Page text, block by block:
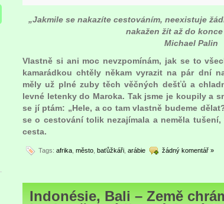
„Jakmile se nakazíte cestováním, neexistuje
nakažen žít až do
Michael Palin
Vlastně si ani moc nevzpomínám, jak se to
kamarádkou chtěly někam vyrazit na pár dní
měly už plné zuby těch věčných dešťů a
levné letenky do Maroka. Tak jsme je koupily a
se jí ptám: „Hele, a co tam vlastně budeme
se o cestování tolik nezajímala a neměla
cesta.
Tags: afrika město baťůžkáři arábie žádný komentář »
Indonésie, Bali – Země